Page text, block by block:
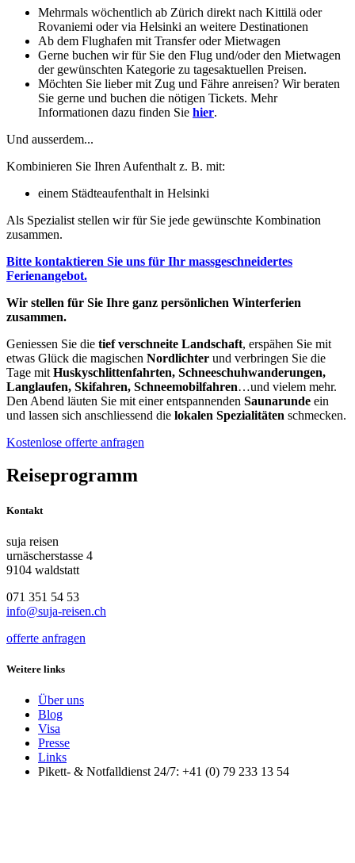
Mehrmals wöchentlich ab Zürich direkt nach Kittilä oder
Rovaniemi oder via Helsinki an weitere Destinationen
Ab dem Flughafen mit Transfer oder Mietwagen
Gerne buchen wir für Sie den Flug und/oder den Mietwagen
der gewünschten Kategorie zu tagesaktuellen Preisen.
Möchten Sie lieber mit Zug und Fähre anreisen? Wir beraten
Sie gerne und buchen die nötigen Tickets. Mehr
Informationen dazu finden Sie hier.
Und ausserdem...
Kombinieren Sie Ihren Aufenthalt z. B. mit:
einem Städteaufenthalt in Helsinki
Als Spezialist stellen wir für Sie jede gewünschte Kombination
zusammen.
Bitte kontaktieren Sie uns für Ihr massgeschneidertes
Ferienangebot.
Wir stellen für Sie Ihre ganz persönlichen Winterferien
zusammen.
Geniessen Sie die tief verschneite Landschaft, erspähen Sie mit
etwas Glück die magischen Nordlichter und verbringen Sie die
Tage mit Huskyschlittenfahrten, Schneeschuhwanderungen,
Langlaufen, Skifahren, Schneemobilfahren…und vielem mehr.
Den Abend läuten Sie mit einer entspannenden Saunarunde ein
und lassen sich anschliessend die lokalen Spezialitäten schmecken.
Kostenlose offerte anfragen
Reiseprogramm
Kontakt
suja reisen
urnäscherstasse 4
9104 waldstatt
071 351 54 53
info@suja-reisen.ch
offerte anfragen
Weitere links
Über uns
Blog
Visa
Presse
Links
Pikett- & Notfalldienst 24/7: +41 (0) 79 233 13 54